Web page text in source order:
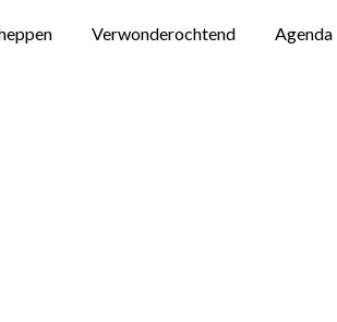
Verwonderochtend Agenda